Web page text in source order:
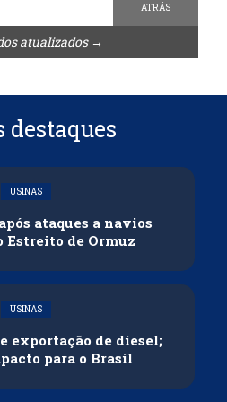
ATRÁS
atualizados →
destaques
USINAS
ataques a navios
Estreito de Ormuz
USINAS
exportação de diesel;
para o Brasil